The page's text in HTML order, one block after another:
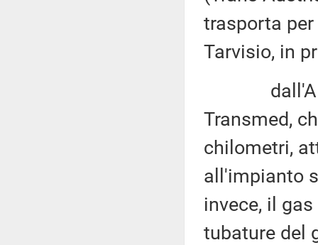
trasporta
Tarvisio, in
Transmed,
chilometri,
all'impianto
invece, il
tubature del